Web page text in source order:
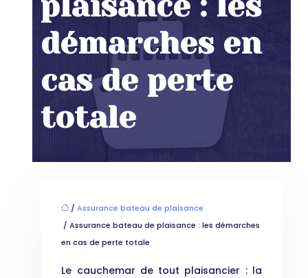
démarches en
cas de perte
totale
/Assurance bateau de plaisance
/ Assurance bateau de plaisance : les démarches
en cas de perte totale
Le cauchemar de tout plaisancier : la